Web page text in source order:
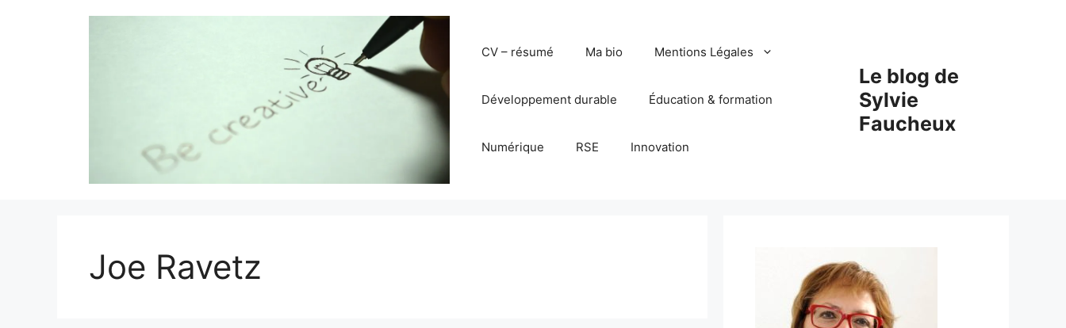
Le blog de
Sylvie
Faucheux
CV – résumé Ma bio Mentions Légales
Développement durable Éducation & formation
Numérique RSE Innovation
Joe Ravetz